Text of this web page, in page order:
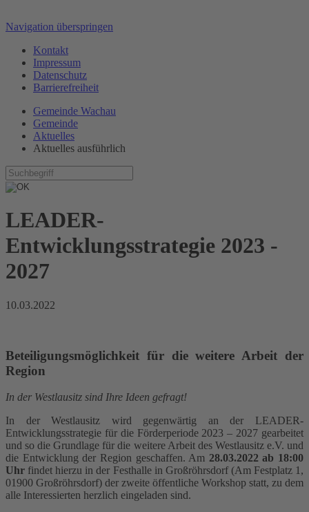
Navigation überspringen
Kontakt
Impressum
Datenschutz
Barrierefreiheit
Gemeinde Wachau
Gemeinde
Aktuelles
Aktuelles ausführlich
LEADER-
Entwicklungsstrategie 2023 -
2027
10.03.2022
Beteiligungsmöglichkeit für die weitere Arbeit der
Region
In der Westlausitz sind Ihre Ideen gefragt!
In der Westlausitz wird gegenwärtig an der LEADER-
Entwicklungsstrategie für die Förderperiode 2023 – 2027 gearbeitet
und so die Grundlage für die weitere Arbeit des Westlausitz e.V. und
die Entwicklung der Region geschaffen. Am 28.03.2022 ab 18:00
Uhr findet hierzu in der Festhalle in Großröhrsdorf (Am Festplatz 1,
01900 Großröhrsdorf) der zweite öffentliche Workshop statt, zu dem
alle Interessierten herzlich eingeladen sind.